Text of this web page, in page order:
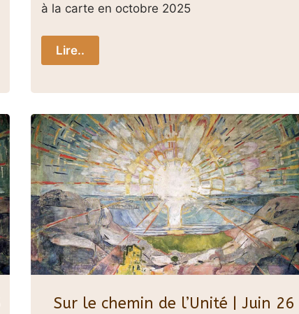
à la carte en octobre 2025
Lire..
Sur le chemin de l’Unité | Juin 26